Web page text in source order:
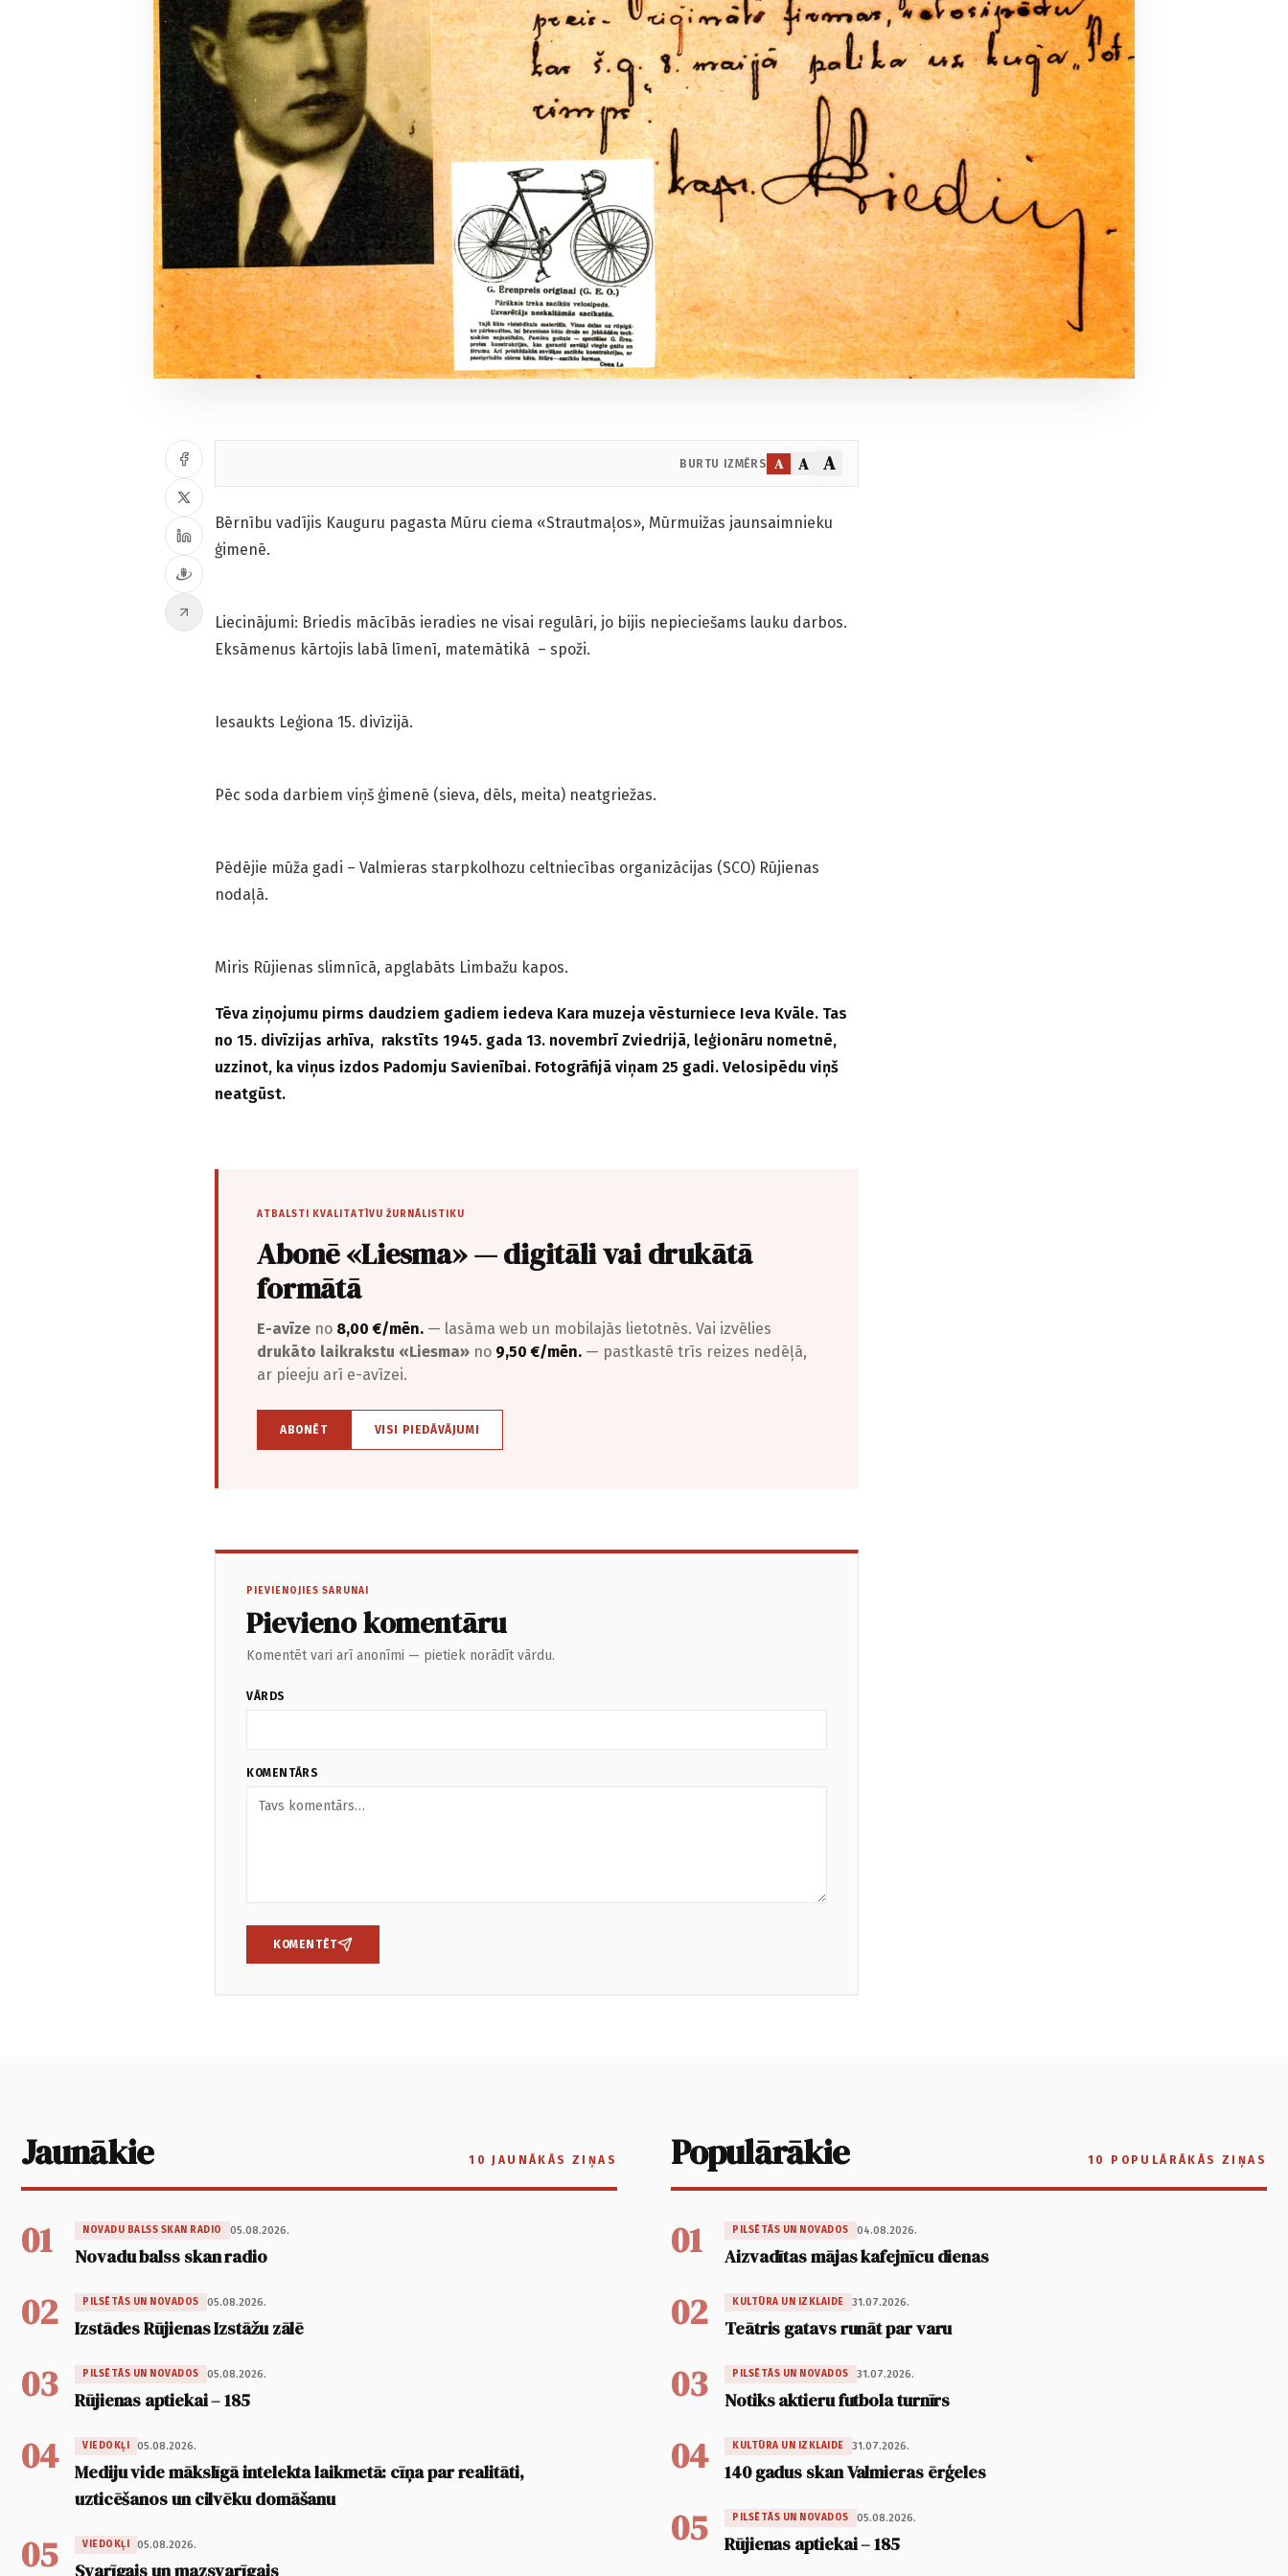
BURTU IZMĒRS A A A
Bērnību vadījis Kauguru pagasta Mūru ciema «Strautmaļos», Mūrmuižas jaunsaimnieku
ģimenē.
Liecinājumi: Briedis mācībās ieradies ne visai regulāri, jo bijis nepieciešams lauku darbos.
Eksāmenus kārtojis labā līmenī, matemātikā – spoži.
Iesaukts Leģiona 15. divīzijā.
Pēc soda darbiem viņš ģimenē (sieva, dēls, meita) neatgriežas.
Pēdējie mūža gadi – Valmieras starpkolhozu celtniecības organizācijas (SCO) Rūjienas
nodaļā.
Miris Rūjienas slimnīcā, apglabāts Limbažu kapos.
Tēva ziņojumu pirms daudziem gadiem iedeva Kara muzeja vēsturniece Ieva Kvāle. Tas
no 15. divīzijas arhīva, rakstīts 1945. gada 13. novembrī Zviedrijā, leģionāru nometnē,
uzzinot, ka viņus izdos Padomju Savienībai. Fotogrāfijā viņam 25 gadi. Velosipēdu viņš
neatgūst.
ATBALSTI KVALITATĪVU ŽURNĀLISTIKU
Abonē «Liesma» — digitāli vai drukātā
formātā
E-avīze no 8,00 €/mēn. — lasāma web un mobilajās lietotnēs. Vai izvēlies
drukāto laikrakstu «Liesma» no 9,50 €/mēn. — pastkastē trīs reizes nedēļā,
ar pieeju arī e-avīzei.
ABONĒT VISI PIEDĀVĀJUMI
PIEVIENOJIES SARUNAI
Pievieno komentāru
Komentēt vari arī anonīmi — pietiek norādīt vārdu.
VĀRDS
KOMENTĀRS
KOMENTĒT
Jaunākie 10 JAUNĀKĀS ZIŅAS
01 NOVADU BALSS SKAN RADIO 05.08.2026.
Novadu balss skan radio
02 PILSĒTĀS UN NOVADOS 05.08.2026.
Izstādes Rūjienas Izstāžu zālē
03 PILSĒTĀS UN NOVADOS 05.08.2026.
Rūjienas aptiekai – 185
04 VIEDOKĻI 05.08.2026.
Mediju vide mākslīgā intelekta laikmetā: cīņa par realitāti,
uzticēšanos un cilvēku domāšanu
05 VIEDOKĻI 05.08.2026.
Svarīgais un mazsvarīgais
Populārākie 10 POPULĀRĀKĀS ZIŅAS
01 PILSĒTĀS UN NOVADOS 04.08.2026.
Aizvadītas mājas kafejnīcu dienas
02 KULTŪRA UN IZKLAIDE 31.07.2026.
Teātris gatavs runāt par varu
03 PILSĒTĀS UN NOVADOS 31.07.2026.
Notiks aktieru futbola turnīrs
04 KULTŪRA UN IZKLAIDE 31.07.2026.
140 gadus skan Valmieras ērģeles
05 PILSĒTĀS UN NOVADOS 05.08.2026.
Rūjienas aptiekai – 185